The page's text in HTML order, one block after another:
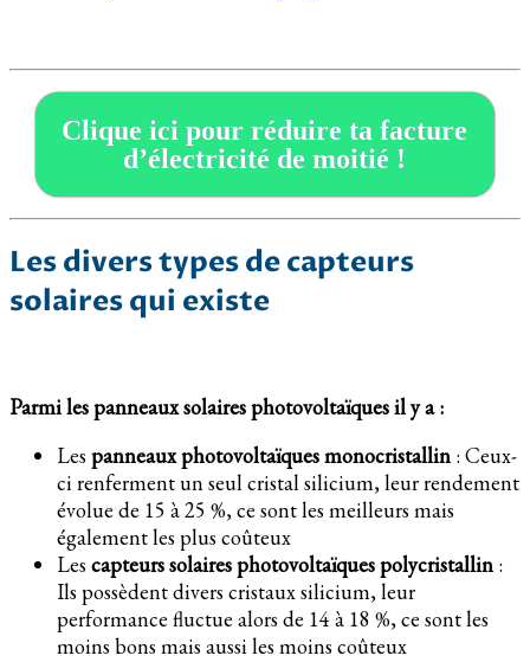
Clique ici pour réduire ta facture
d’électricité de moitié !
Les divers types de capteurs
solaires qui existe
Parmi les panneaux solaires photovoltaïques il y a :
Les panneaux photovoltaïques monocristallin : Ceux-
ci renferment un seul cristal silicium, leur rendement
évolue de 15 à 25 %, ce sont les meilleurs mais
également les plus coûteux
Les capteurs solaires photovoltaïques polycristallin :
Ils possèdent divers cristaux silicium, leur
performance fluctue alors de 14 à 18 %, ce sont les
moins bons mais aussi les moins coûteux